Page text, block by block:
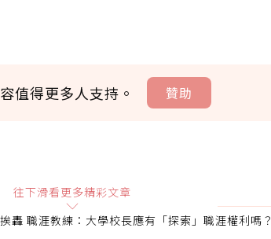
值得更多人支持。 贊助
往下滑看更多精彩文章
轟 職涯教練：大學校長應有「探索」職涯權利嗎？